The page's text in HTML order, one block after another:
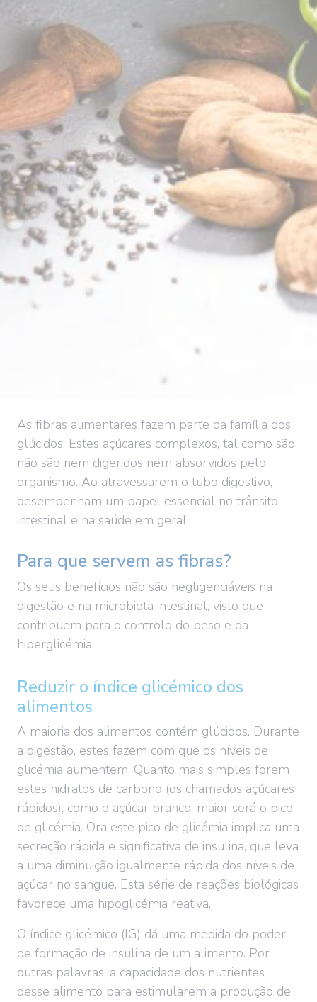
As fibras alimentares fazem parte da família dos
glúcidos. Estes açúcares complexos, tal como são,
não são nem digeridos nem absorvidos pelo
organismo. Ao atravessarem o tubo digestivo,
desempenham um papel essencial no trânsito
intestinal e na saúde em geral.
Para que servem as fibras?
Os seus benefícios não são negligenciáveis na
digestão e na microbiota intestinal, visto que
contribuem para o controlo do peso e da
hiperglicémia.
Reduzir o índice glicémico dos
alimentos
A maioria dos alimentos contém glúcidos. Durante
a digestão, estes fazem com que os níveis de
glicémia aumentem. Quanto mais simples forem
estes hidratos de carbono (os chamados açúcares
rápidos), como o açúcar branco, maior será o pico
de glicémia. Ora este pico de glicémia implica uma
secreção rápida e significativa de insulina, que leva
a uma diminuição igualmente rápida dos níveis de
açúcar no sangue. Esta série de reações biológicas
favorece uma hipoglicémia reativa.
O índice glicémico (IG) dá uma medida do poder
de formação de insulina de um alimento. Por
outras palavras, a capacidade dos nutrientes
desse alimento para estimularem a produção de